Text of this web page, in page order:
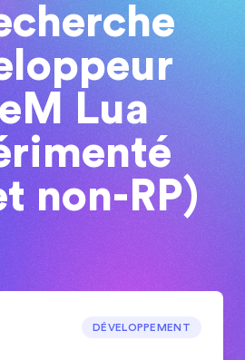
Lua
non-RP)
DÉVELOPPEMENT